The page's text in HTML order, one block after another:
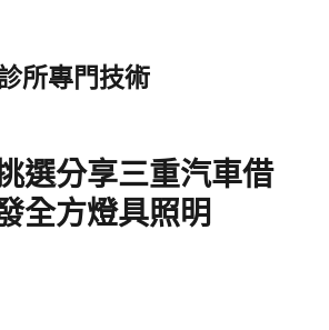
所專門技術
選分享三重汽車借
全方燈具照明